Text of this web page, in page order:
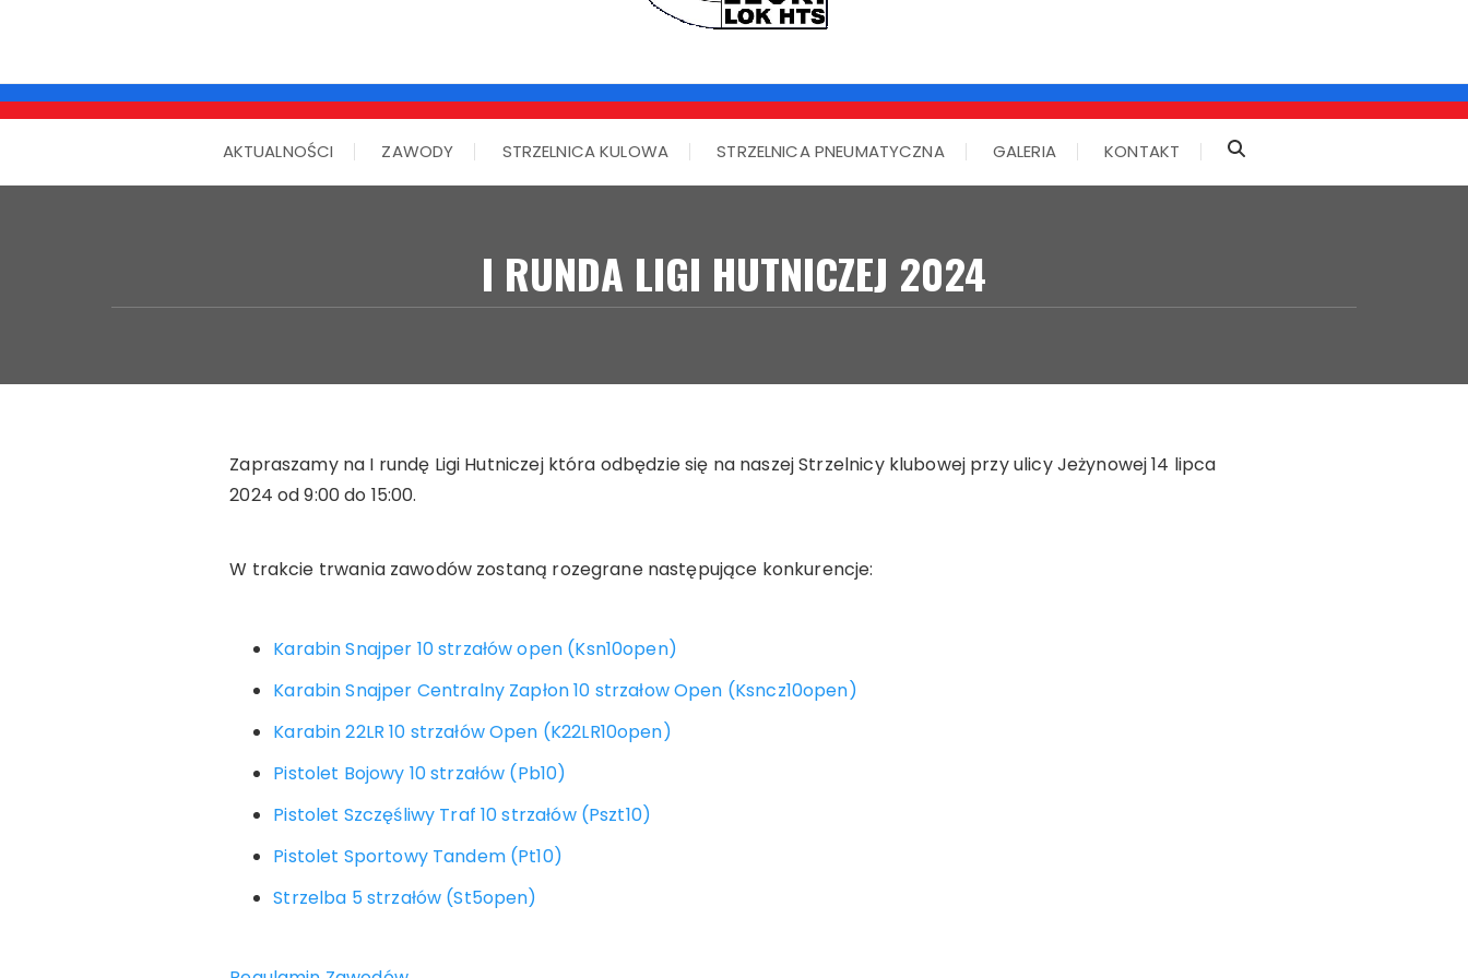
AKTUALNOŚCI ZAWODY STRZELNICA KULOWA STRZELNICA PNEUMATYCZNA GALERIA KONTAKT
I RUNDA LIGI HUTNICZEJ 2024
Zapraszamy na I rundę Ligi Hutniczej która odbędzie się na naszej Strzelnicy klubowej przy ulicy Jeżynowej 14 lipca
2024 od 9:00 do 15:00.
W trakcie trwania zawodów zostaną rozegrane następujące konkurencje:
Karabin Snajper 10 strzałów open (Ksn10open)
Karabin Snajper Centralny Zapłon 10 strzałow Open (Ksncz10open)
Karabin 22LR 10 strzałów Open (K22LR10open)
Pistolet Bojowy 10 strzałów (Pb10)
Pistolet Szczęśliwy Traf 10 strzałów (Pszt10)
Pistolet Sportowy Tandem (Pt10)
Strzelba 5 strzałów (St5open)